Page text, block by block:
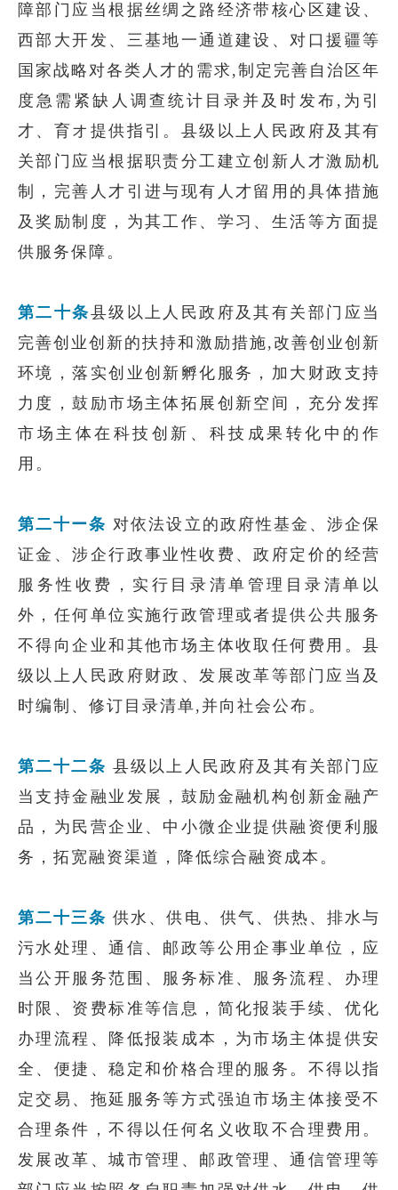
障部门应当根据丝绸之路经济带核心区建设、
西部大开发、三基地一通道建设、对口援疆等
国家战略对各类人才的需求,制定完善自治区年
度急需紧缺人调查统计目录并及时发布,为引
才、育オ提供指引。县级以上人民政府及其有
关部门应当根据职责分工建立创新人才激励机
制，完善人才引进与现有人才留用的具体措施
及奖励制度，为其工作、学习、生活等方面提
供服务保障。
第二十条县级以上人民政府及其有关部门应当
完善创业创新的扶持和激励措施,改善创业创新
环境，落实创业创新孵化服务，加大财政支持
力度，鼓励市场主体拓展创新空间，充分发挥
市场主体在科技创新、科技成果转化中的作
用。
第二十ー条 对依法设立的政府性基金、涉企保
证金、涉企行政事业性收费、政府定价的经营
服务性收费，实行目录清单管理目录清单以
外，任何单位实施行政管理或者提供公共服务
不得向企业和其他市场主体收取任何费用。县
级以上人民政府财政、发展改革等部门应当及
时编制、修订目录清单,并向社会公布。
第二十二条 县级以上人民政府及其有关部门应
当支持金融业发展，鼓励金融机构创新金融产
品，为民营企业、中小微企业提供融资便利服
务，拓宽融资渠道，降低综合融资成本。
第二十三条 供水、供电、供气、供热、排水与
污水处理、通信、邮政等公用企事业单位，应
当公开服务范围、服务标准、服务流程、办理
时限、资费标准等信息，简化报装手续、优化
办理流程、降低报装成本，为市场主体提供安
全、便捷、稳定和价格合理的服务。不得以指
定交易、拖延服务等方式强迫市场主体接受不
合理条件，不得以任何名义收取不合理费用。
发展改革、城市管理、邮政管理、通信管理等